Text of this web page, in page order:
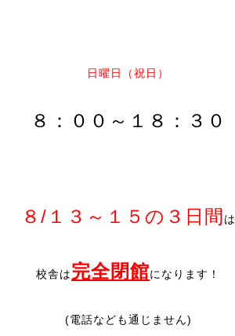
日曜日（祝日）
８：００～１８：３０
８/１３～１５の３日間 は
校舎は完全閉館になります！
(電話なども通じません)